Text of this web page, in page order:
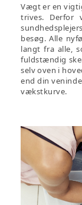
Vægt er en
trives.
besøg. Alle
langt fra alle,
fuldstændig
selv oven i
end din
vækstkurve.